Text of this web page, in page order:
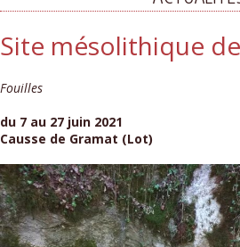
Site mésolithique
Fouilles
du 7 au 27 juin 2021
Causse de Gramat (Lot)